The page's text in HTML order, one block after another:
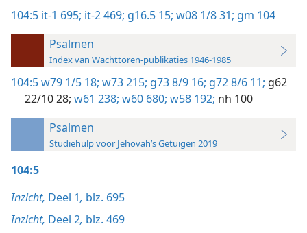
104:5 it-1 695; it-2 469; g16.5 15; w08 1/8 31; gm 104
Psalmen
Index van Wachttoren-publikaties 1946-1985
104:5w79 1/5 18; w73 215; g73 8/9 16; g72 8/6 11; g62
22/10 28; w61 238; w60 680; w58 192; nh 100
Psalmen
Studiehulp voor Jehovah’s Getuigen 2019
104:5
Inzicht, Deel 1, blz. 695
Inzicht, Deel 2, blz. 469